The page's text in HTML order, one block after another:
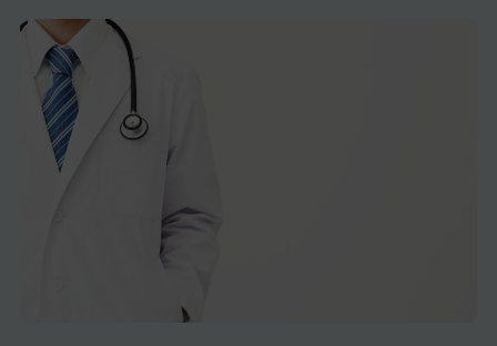
美容医療医師の転職お役立ちコンテンツ
美容クリニック見学・研修情報
美容外科・美容皮膚科の医師転職体験談
美容クリニックインタビュー
美容医療の転職お役立ち記事